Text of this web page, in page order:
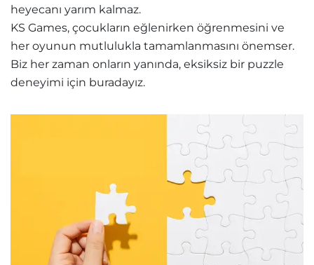
heyecanı yarım kalmaz.
KS Games, çocukların eğlenirken öğrenmesini ve
her oyunun mutlulukla tamamlanmasını önemser.
Biz her zaman onların yanında, eksiksiz bir puzzle
deneyimi için buradayız.